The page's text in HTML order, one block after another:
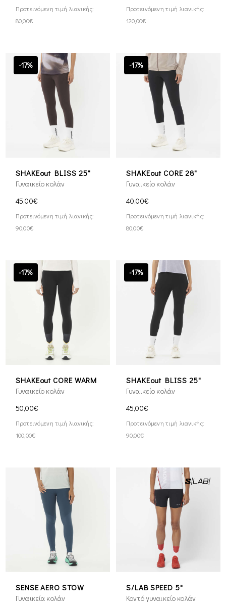
Προτεινόμενη τιμή λιανικής:
80,00€
Προτεινόμενη τιμή λιανικής:
120,00€
-17%
SHAKEout BLISS 25"
Γυναικείο κολάν
45,00€
Προτεινόμενη τιμή λιανικής:
90,00€
-17%
SHAKEout CORE 28"
Γυναικείο κολάν
40,00€
Προτεινόμενη τιμή λιανικής:
80,00€
-17%
SHAKEout CORE WARM
Γυναικείο κολάν
50,00€
Προτεινόμενη τιμή λιανικής:
100,00€
-17%
SHAKEout BLISS 25"
Γυναικείο κολάν
45,00€
Προτεινόμενη τιμή λιανικής:
90,00€
SENSE AERO STOW
Γυναικεία κολάν
S/LAB SPEED 5"
Κοντό γυναικείο κολάν